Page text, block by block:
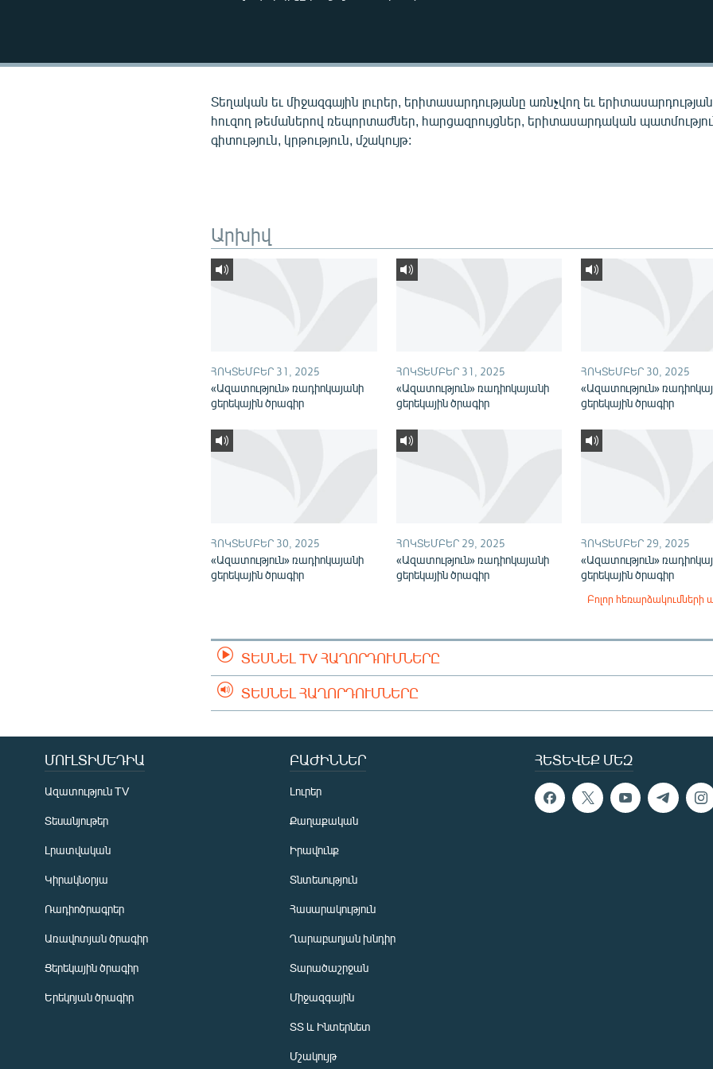
ՍՊՈՐՏ
Տեղական եւ միջազգային լուրեր, երիտասարդությանը առնչվող եւ
հուզող թեմաներով ռեպորտաժներ, հարցազրույցներ, երիտասարդական
գիտություն, կրթություն, մշակույթ:
Արխիվ
ՀՈԿՏԵՄԲԵՐ 31, 2025
«Ազատություն» ռադիոկայանի
ցերեկային ծրագիր
ՀՈԿՏԵՄԲԵՐ 31, 2025
«Ազատություն» ռադիոկայանի
ցերեկային ծրագիր
ՀՈԿՏԵՄԲԵՐ 30, 2025
«Ազատություն»
ցերեկային ծրագիր
ՀՈԿՏԵՄԲԵՐ 30, 2025
«Ազատություն» ռադիոկայանի
ցերեկային ծրագիր
ՀՈԿՏԵՄԲԵՐ 29, 2025
«Ազատություն» ռադիոկայանի
ցերեկային ծրագիր
ՀՈԿՏԵՄԲԵՐ 29, 2025
«Ազատություն»
ցերեկային ծրագիր
Բոլոր հեռարձակումների
ՏԵՍՆԵԼ TV ՀԱՂՈՐԴՈՒՄՆԵՐԸ
ՏԵՍՆԵԼ ՀԱՂՈՐԴՈՒՄՆԵՐԸ
ՀԵՏԵՎԵՔ ՄԵԶ
ՄՈՒԼՏԻՄԵԴԻԱ
Ազատություն TV
Տեսանյութեր
Լրատվական
Կիրակնօրյա
Ռադիոծրագրեր
Առավոտյան ծրագիր
Ցերեկային ծրագիր
Երեկոյան ծրագիր
ԲԱԺԻՆՆԵՐ
Լուրեր
Քաղաքական
Իրավունք
Տնտեսություն
Հասարակություն
Ղարաբաղյան խնդիր
Տարածաշրջան
Միջազգային
ՏՏ և Ինտերնետ
Մշակույթ